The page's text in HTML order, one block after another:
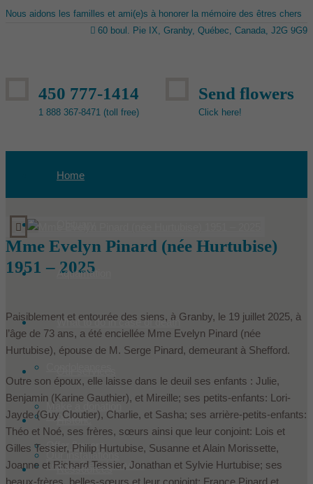
Nous aidons les familles et ami(e)s à honorer la mémoire des êtres chers
60 boul. Pie IX, Granby, Québec, Canada, J2G 9G9
450 777-1414
1 888 367-8471 (toll free)
Send flowers
Click here!
Home
Aquamation
What to do in case of death
Make a donation
Offer flowers
Products
Our installations
Historic
Les Le Sieur innovent
Ressources
Mme Evelyn Pinard (née Hurtubise)
1951 – 2025
Paisiblement et entourée des siens, à Granby, le 19 juillet 2025, à
l’âge de 73 ans, a été enciellée Mme Evelyn Pinard (née
Hurtubise), épouse de M. Serge Pinard, demeurant à Shefford.
Outre son époux, elle laisse dans le deuil ses enfants : Julie,
Benjamin (Karine Gauthier), et Mireille; ses petits-enfants: Lori-
Jayde (Guy Cloutier), Charlie, et Sasha; ses arrière-petits-enfants:
Théo et Noé, ses frères, sœurs ainsi que leur conjoint: Lois et
Gilles Tessier, Philip Hurtubise, Susanne et Alain Morissette,
Joanne et Richard Tessier, Jonathan et Sylvie Hurtubise; ses
beaux-frères, belles-sœurs et leur conjoint: France Pinard et